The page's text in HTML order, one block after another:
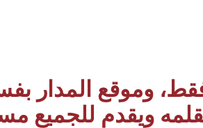
وموقع المدار
ويقدم للجميع